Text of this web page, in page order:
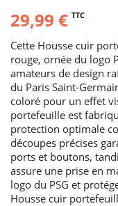
29,99 € TTC
Cette Housse cuir
rouge, ornée du logo
amateurs de design
du Paris Saint-
coloré pour un effet
portefeuille est
protection optimale
découpes précises
ports et boutons,
assure une prise en
logo du PSG et
Housse cuir